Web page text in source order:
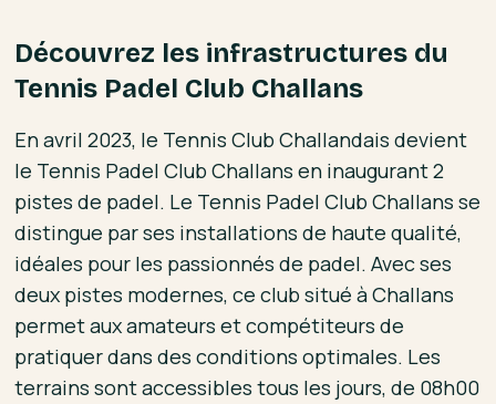
Découvrez les infrastructures du
Tennis Padel Club Challans
En avril 2023, le Tennis Club Challandais devient
le Tennis Padel Club Challans en inaugurant 2
pistes de padel. Le Tennis Padel Club Challans se
distingue par ses installations de haute qualité,
idéales pour les passionnés de padel. Avec ses
deux pistes modernes, ce club situé à Challans
permet aux amateurs et compétiteurs de
pratiquer dans des conditions optimales. Les
terrains sont accessibles tous les jours, de 08h00